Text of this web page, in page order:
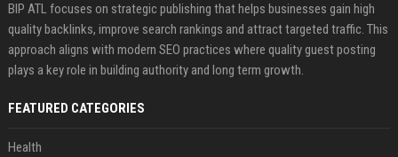
BIP ATL focuses on strategic publishing that helps businesses gain high
quality backlinks, improve search rankings and attract targeted traffic. This
approach aligns with modern SEO practices where quality guest posting
plays a key role in building authority and long term growth.
FEATURED CATEGORIES
Health